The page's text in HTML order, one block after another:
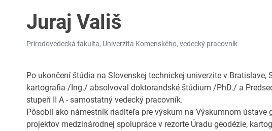
Juraj Vališ
Prírodovedecká fakulta, Univerzita Komenského, vedecký pracovník
Po ukončení štúdia na Slovenskej technickej univerzite v
kartografia /Ing./ absolvoval doktorandské štúdium /PhD./ a
stupeň II A - samostatný vedecký pracovník.
Pôsobil ako námestník riaditeľa pre výskum na Výskumnom ústave
projektov medzinárodnej spolupráce v rezorte Úradu geodézie,